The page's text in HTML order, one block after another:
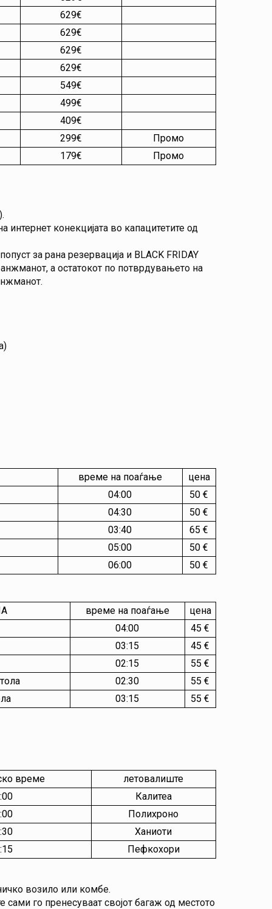
629€
629€
629€
629€
549€
499€
409€
299€
Промо
179€
Промо
интернет конекцијата во капацитетите од
за рана резервација и BLACK FRIDAY
а остатокот по потврдувањето на
време на поаѓање
цена
04:00
50 €
04:30
50 €
03:40
65 €
05:00
50 €
06:00
50 €
време на поаѓање
цена
04:00
45 €
03:15
45 €
02:15
55 €
02:30
55 €
03:15 55 €
време
летовалиште
Калитеа
Полихроно
Ханиоти
Пефкохори
возило или комбе.
го пренесуваат својот багаж од местото